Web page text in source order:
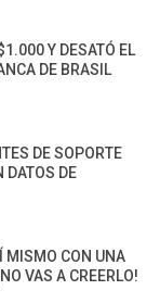
Y DESATÓ EL
DE BRASIL
DE SOPORTE
DATOS DE
MISMO CON UNA
VAS A CREERLO!